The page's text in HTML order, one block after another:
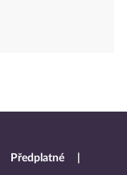
Předplatné